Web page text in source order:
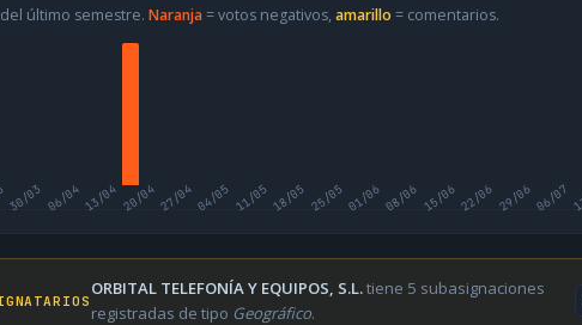
último semestre. Naranja= votos negativos, amarillo = comentarios.
30/03 06/0413/04 20/0427/0404/05 11/0518/05 25/0501/0608/06 15/0622/06 29/0606/07
ORBITAL TELEFONÍA Y EQUIPOS, S.L.tiene 5 subasignaciones
registradas de tipo Geográfico.